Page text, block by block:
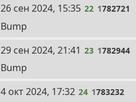
22
26 сен 2024, 15:35 22 1782721
Bump
23
29 сен 2024, 21:41 23 1782944
Bump
24
4 окт 2024, 17:32 24 1783232